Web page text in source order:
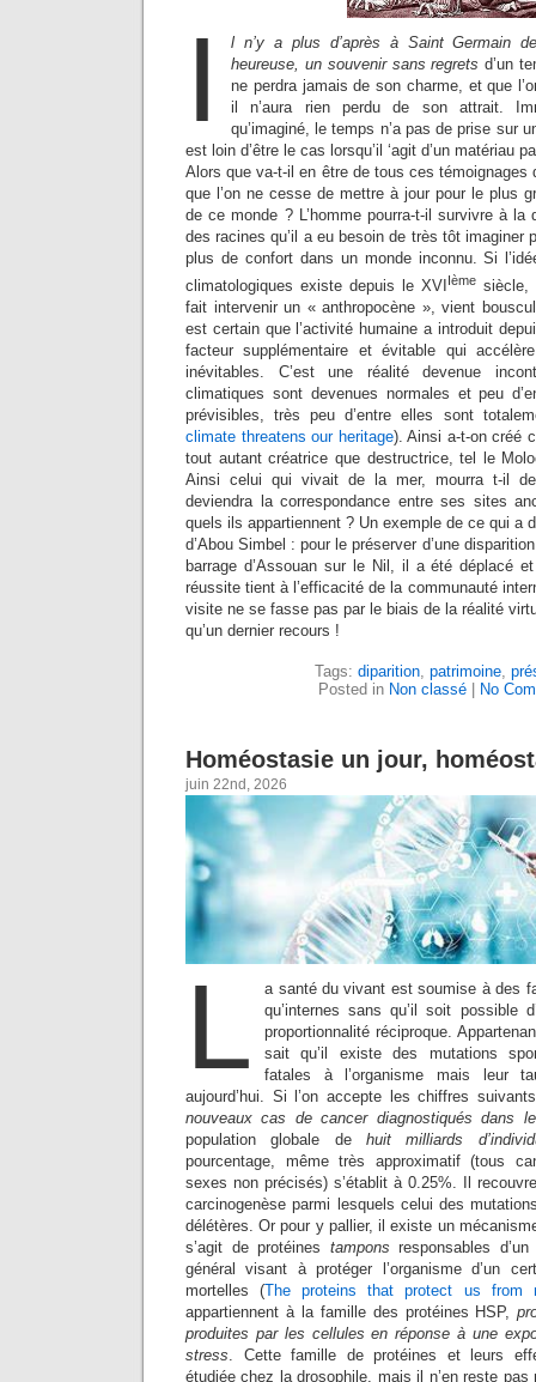
I
l n’y a plus d’après à Saint Germain
heureuse, un souvenir sans regrets d’un
ne perdra jamais de son charme, et que
il n’aura rien perdu de son attrait.
qu’imaginé, le temps n’a pas de prise sur
est loin d’être le cas lorsqu’il ‘agit d’un matériau
Alors que va-t-il en être de tous ces témoignages
que l’on ne cesse de mettre à jour pour le plus
de ce monde ? L’homme pourra-t-il survivre à
des racines qu’il a eu besoin de très tôt imaginer
plus de confort dans un monde inconnu. Si
climatologiques existe depuis le XVI Ième siècle,
fait intervenir un « anthropocène », vient
est certain que l’activité humaine a introduit
facteur supplémentaire et évitable qui
inévitables. C’est une réalité devenue
climatiques sont devenues normales et peu
prévisibles, très peu d’entre elles sont
climate threatens our heritage). Ainsi a-t-on créé
tout autant créatrice que destructrice, tel le
Ainsi celui qui vivait de la mer, mourra t-il
deviendra la correspondance entre ses sites
quels ils appartiennent ? Un exemple de ce qui a
d’Abou Simbel : pour le préserver d’une
barrage d’Assouan sur le Nil, il a été déplacé
réussite tient à l’efficacité de la communauté
visite ne se fasse pas par le biais de la réalité
qu’un dernier recours !
Tags: diparition, patrimoine,
Posted in Non classé| No
Homéostasie un jour,
juin 22nd, 2026
L
a santé du vivant est soumise à des
qu’internes sans qu’il soit possible
proportionnalité réciproque.
sait qu’il existe des mutations
fatales à l’organisme mais leur
aujourd’hui. Si l’on accepte les chiffres
nouveaux cas de cancer diagnostiqués dans
population globale de huit milliards
pourcentage, même très approximatif (tous
sexes non précisés) s’établit à 0.25%. Il
carcinogenèse parmi lesquels celui des
délétères. Or pour y pallier, il existe un
s’agit de protéines tampons responsables
général visant à protéger l’organisme d’un
mortelles (The proteins that protect us from
appartiennent à la famille des protéines HSP,
produites par les cellules en réponse à une
stress. Cette famille de protéines et leurs
étudiée chez la drosophile, mais il n’en reste